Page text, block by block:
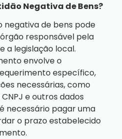
Negativa de Bens?
negativa de bens pode
responsável pela
a legislação local.
envolve o
específico,
necessárias, como
e outros dados
necessário pagar uma
o prazo estabelecido